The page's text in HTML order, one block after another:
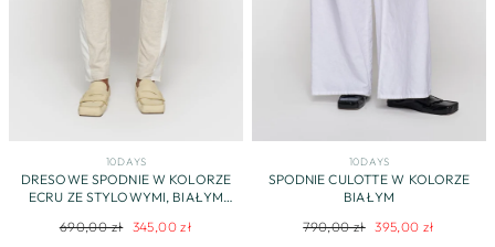
10DAYS
DRESOWE SPODNIE W KOLORZE
ECRU ZE STYLOWYMI, BIAŁYM
Regularna
690,00 zł
Cena
345,00 zł
10DAYS
SPODNIE CULOTTE W KOLORZE
BIAŁYM
Regularna
790,00 zł
Cena
395,00 zł